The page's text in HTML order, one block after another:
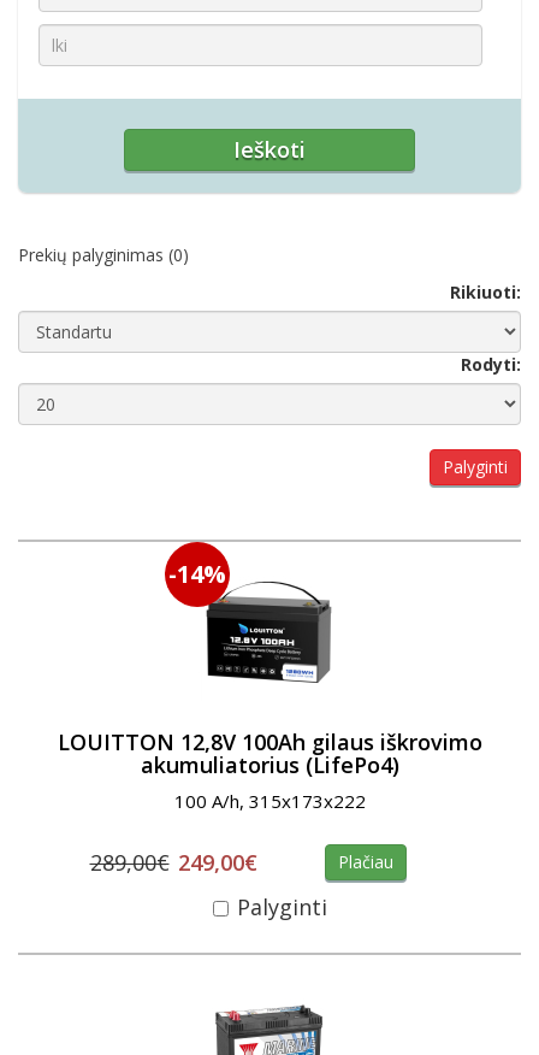
Prekių palyginimas (0)
Rikiuoti:
Rodyti:
Palyginti
-14%
LOUITTON 12,8V 100Ah gilaus iškrovimo
akumuliatorius (LifePo4)
100 A/h, 315x173x222
289,00€ 249,00€ Plačiau
Palyginti